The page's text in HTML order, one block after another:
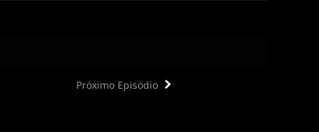
Próximo Episódio